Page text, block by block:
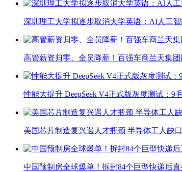
深圳理工大学拟逐步取消大学英语：AI人工
高管薪资归零、全员降薪！百强车商兰天集
性能大提升 DeepSeek V4正式版灰度测试：9
美国芯片制造复兴遇人才瓶颈 半导体工人缺
中国预制房全球爆单！拆封84个巨型快递后